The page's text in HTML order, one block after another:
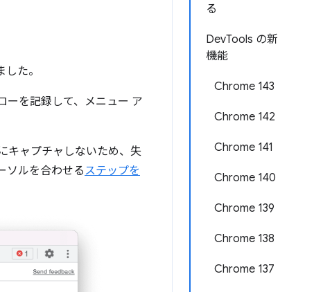
る
DevTools の新
機能
Chrome 143
Chrome 142
Chrome 141
Chrome 140
Chrome 139
Chrome 138
Chrome 137
た。
ーを記録して、メニュー ア
キャプチャしないため、失
ソルを合わせるステップを